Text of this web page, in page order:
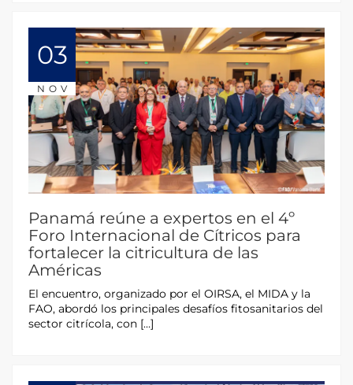
03
NOV
Panamá reúne a expertos en el 4º
Foro Internacional de Cítricos para
fortalecer la citricultura de las
Américas
El encuentro, organizado por el OIRSA, el MIDA y la
FAO, abordó los principales desafíos fitosanitarios del
sector citrícola, con […]